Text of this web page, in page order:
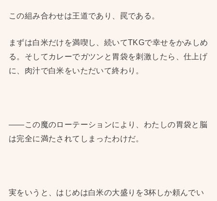
この組み合わせは王道であり、罠である。
まずは白米だけを満喫し、続いてTKGで幸せをかみしめ
る。そしてカレーでガツンと胃袋を刺激したら、仕上げ
に、肉汁で白米をいただいて終わり。
――この魔のローテーションにより、わたしの胃袋と脳
は完全に満たされてしまったわけだ。
実をいうと、はじめは白米の大盛りを3杯しか頼んでい